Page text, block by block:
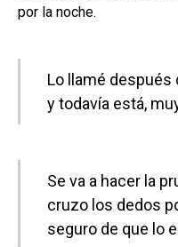
por la noche.
Lo llamé después
y todavía está,
Se va a hacer la
cruzo los dedos
seguro de que lo